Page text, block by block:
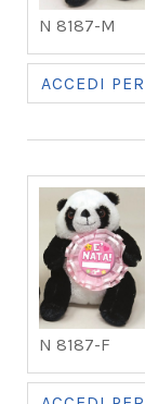
N 8187-M
ACCEDI
N 8187-F